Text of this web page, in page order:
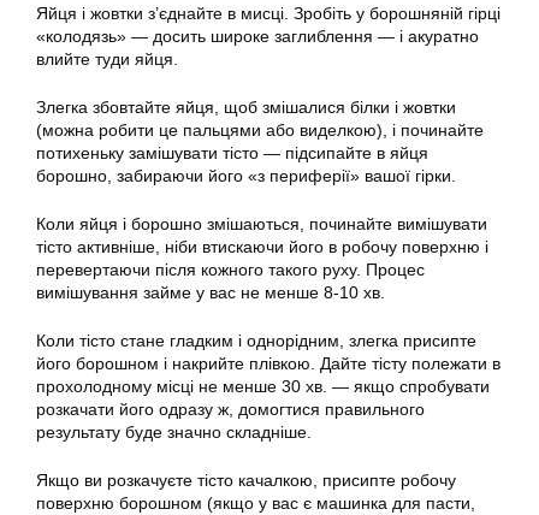
Яйця і жовтки з’єднайте в мисці. Зробіть у борошняній гірці
«колодязь» — досить широке заглиблення — і акуратно
влийте туди яйця.
Злегка збовтайте яйця, щоб змішалися білки і жовтки
(можна робити це пальцями або виделкою), і починайте
потихеньку замішувати тісто — підсипайте в яйця
борошно, забираючи його «з периферії» вашої гірки.
Коли яйця і борошно змішаються, починайте вимішувати
тісто активніше, ніби втискаючи його в робочу поверхню і
перевертаючи після кожного такого руху. Процес
вимішування займе у вас не менше 8-10 хв.
Коли тісто стане гладким і однорідним, злегка присипте
його борошном і накрийте плівкою. Дайте тісту полежати в
прохолодному місці не менше 30 хв. — якщо спробувати
розкачати його одразу ж, домогтися правильного
результату буде значно складніше.
Якщо ви розкачуєте тісто качалкою, присипте робочу
поверхню борошном (якщо у вас є машинка для пасти,